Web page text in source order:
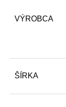
VÝROBCA
ŠÍRKA